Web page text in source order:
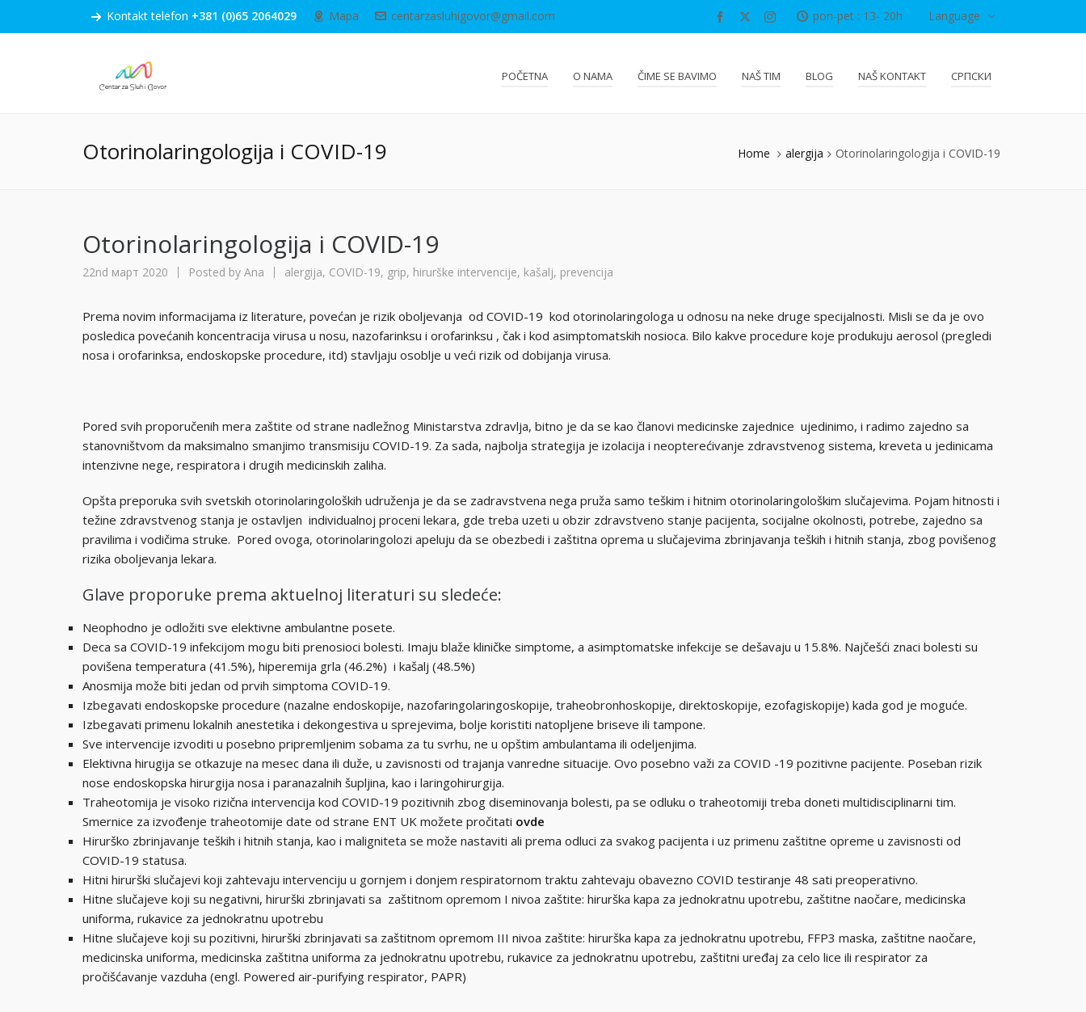
Kontakt telefon +381 (0)65 2064029 Mapa centarzasluhigovor@gmail.com pon-pet : 13- 20h Language
POČETNA O NAMA ČIME SE BAVIMO NAŠ TIM BLOG NAŠ KONTAKT СРПСКИ
Otorinolaringologija i COVID-19 Home alergija Otorinolaringologija i COVID-19
Otorinolaringologija i COVID-19
22nd март 2020 Posted by Ana alergija, COVID-19, grip, hirurške intervencije, kašalj, prevencija
Prema novim informacijama iz literature, povećan je rizik oboljevanja od COVID-19 kod otorinolaringologa u odnosu na neke druge specijalnosti. Misli se da je ovo
posledica povećanih koncentracija virusa u nosu, nazofarinksu i orofarinksu , čak i kod asimptomatskih nosioca. Bilo kakve procedure koje produkuju aerosol (pregledi
nosa i orofarinksa, endoskopske procedure, itd) stavljaju osoblje u veći rizik od dobijanja virusa.
Pored svih proporučenih mera zaštite od strane nadležnog Ministarstva zdravlja, bitno je da se kao članovi medicinske zajednice ujedinimo, i radimo zajedno sa
stanovništvom da maksimalno smanjimo transmisiju COVID-19. Za sada, najbolja strategija je izolacija i neopterećivanje zdravstvenog sistema, kreveta u jedinicama
intenzivne nege, respiratora i drugih medicinskih zaliha.
Opšta preporuka svih svetskih otorinolaringoloških udruženja je da se zadravstvena nega pruža samo teškim i hitnim otorinolaringološkim slučajevima. Pojam hitnosti i
težine zdravstvenog stanja je ostavljen individualnoj proceni lekara, gde treba uzeti u obzir zdravstveno stanje pacijenta, socijalne okolnosti, potrebe, zajedno sa
pravilima i vodičima struke. Pored ovoga, otorinolaringolozi apeluju da se obezbedi i zaštitna oprema u slučajevima zbrinjavanja teških i hitnih stanja, zbog povišenog
rizika oboljevanja lekara.
Glave proporuke prema aktuelnoj literaturi su sledeće:
Neophodno je odložiti sve elektivne ambulantne posete.
Deca sa COVID-19 infekcijom mogu biti prenosioci bolesti. Imaju blaže kliničke simptome, a asimptomatske infekcije se dešavaju u 15.8%. Najčešći znaci bolesti su
povišena temperatura (41.5%), hiperemija grla (46.2%) i kašalj (48.5%)
Anosmija može biti jedan od prvih simptoma COVID-19.
Izbegavati endoskopske procedure (nazalne endoskopije, nazofaringolaringoskopije, traheobronhoskopije, direktoskopije, ezofagiskopije) kada god je moguće.
Izbegavati primenu lokalnih anestetika i dekongestiva u sprejevima, bolje koristiti natopljene briseve ili tampone.
Sve intervencije izvoditi u posebno pripremljenim sobama za tu svrhu, ne u opštim ambulantama ili odeljenjima.
Elektivna hirugija se otkazuje na mesec dana ili duže, u zavisnosti od trajanja vanredne situacije. Ovo posebno važi za COVID -19 pozitivne pacijente. Poseban rizik
nose endoskopska hirurgija nosa i paranazalnih šupljina, kao i laringohirurgija.
Traheotomija je visoko rizična intervencija kod COVID-19 pozitivnih zbog diseminovanja bolesti, pa se odluku o traheotomiji treba doneti multidisciplinarni tim.
Smernice za izvođenje traheotomije date od strane ENT UK možete pročitati ovde
Hirurško zbrinjavanje teških i hitnih stanja, kao i maligniteta se može nastaviti ali prema odluci za svakog pacijenta i uz primenu zaštitne opreme u zavisnosti od
COVID-19 statusa.
Hitni hirurški slučajevi koji zahtevaju intervenciju u gornjem i donjem respiratornom traktu zahtevaju obavezno COVID testiranje 48 sati preoperativno.
Hitne slučajeve koji su negativni, hirurški zbrinjavati sa zaštitnom opremom I nivoa zaštite: hirurška kapa za jednokratnu upotrebu, zaštitne naočare, medicinska
uniforma, rukavice za jednokratnu upotrebu
Hitne slučajeve koji su pozitivni, hirurški zbrinjavati sa zaštitnom opremom III nivoa zaštite: hirurška kapa za jednokratnu upotrebu, FFP3 maska, zaštitne naočare,
medicinska uniforma, medicinska zaštitna uniforma za jednokratnu upotrebu, rukavice za jednokratnu upotrebu, zaštitni uređaj za celo lice ili respirator za
pročišćavanje vazduha (engl. Powered air-purifying respirator, PAPR)